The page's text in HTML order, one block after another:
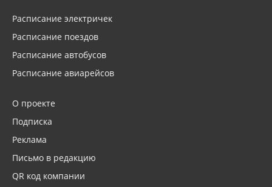
Расписание электричек
Расписание поездов
Расписание автобусов
Расписание авиарейсов
О проекте
Подписка
Реклама
Письмо в редакцию
QR код компании